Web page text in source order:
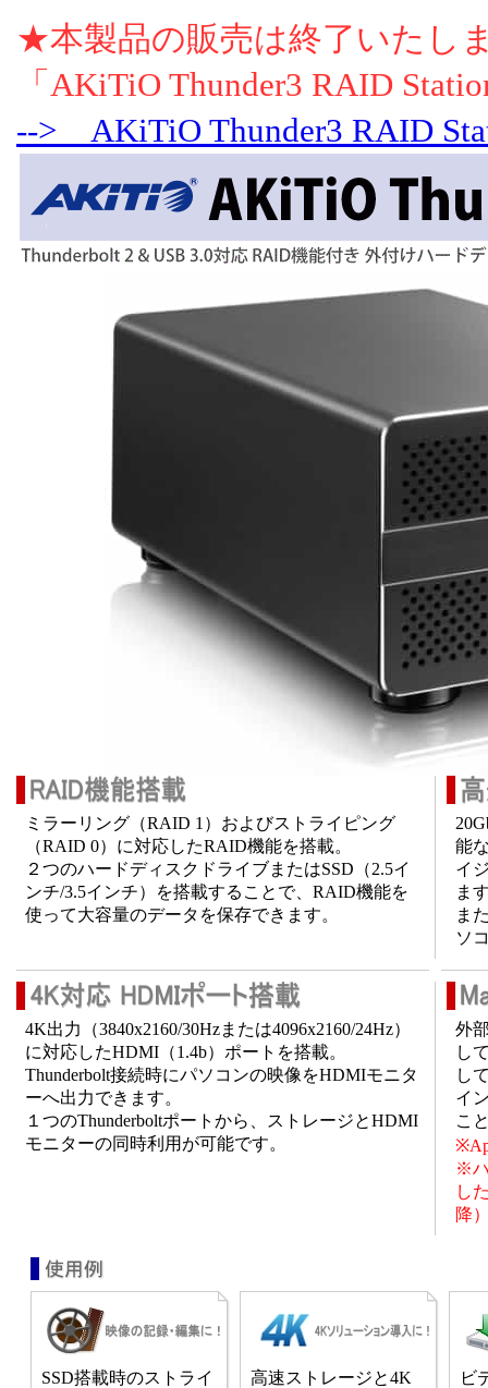
★本製品の販売は終了いたし
「AKiTiO Thunder3 RAID
--> AKiTiO Thunder3 RAID
ミラーリング（RAID 1）およびストライピング
（RAID 0）に対応したRAID機能を搭載。
２つのハードディスクドライブまたはSSD（2.5イ
ンチ/3.5インチ）を搭載することで、RAID機能を
使って大容量のデータを保存できます。
能
イ
ま
ま
ソ
4K出力（3840x2160/30Hzまたは4096x2160/24Hz）
に対応したHDMI（1.4b）ポートを搭載。
Thunderbolt接続時にパソコンの映像をHDMIモニタ
ーへ出力できます。
１つのThunderboltポートから、ストレージとHDMI
モニターの同時利用が可能です。
外
し
し
イ
こ
※
し
降
SSD搭載時のストライ
高速ストレージと4K
ビ